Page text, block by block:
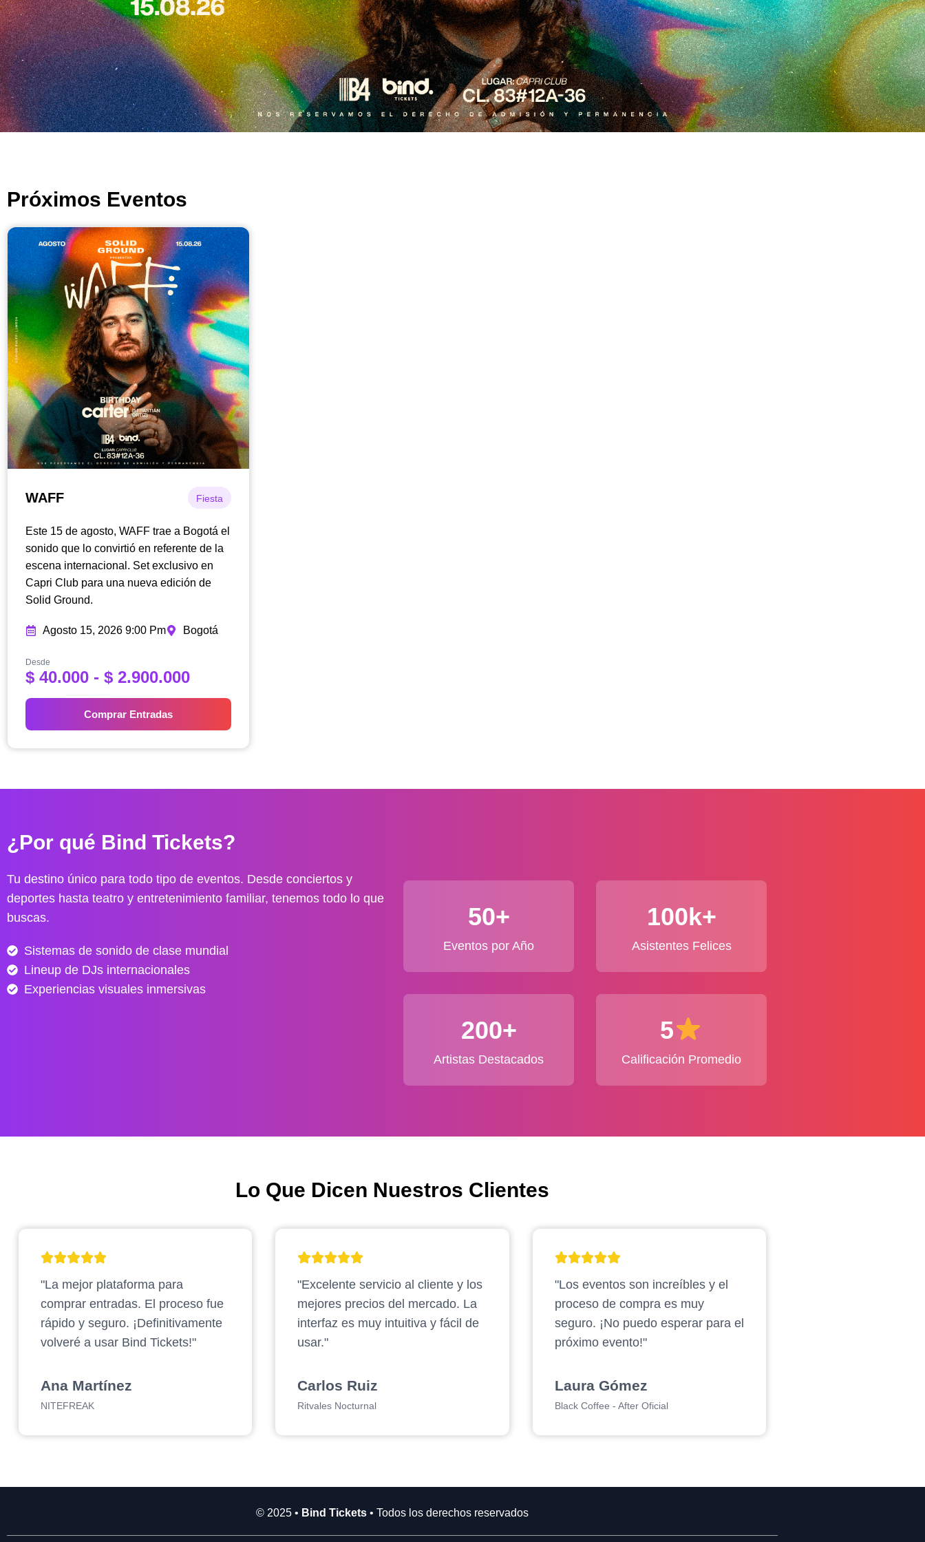
Próximos Eventos
WAFF Fiesta
Este 15 de agosto, WAFF trae a Bogotá el
sonido que lo convirtió en referente de la
escena internacional. Set exclusivo en
Capri Club para una nueva edición de
Solid Ground.
Agosto 15, 2026 9:00 Pm Bogotá
Desde
$ 40.000 - $ 2.900.000R
g
p
c
o
s
:
s
d
e
h
0
0
.
Comprar Entradas
¿Por qué Bind Tickets?
Tu destino único para todo tipo de eventos. Desde conciertos y
deportes hasta teatro y entretenimiento familiar, tenemos todo lo que
buscas.
Sistemas de sonido de clase mundial
Lineup de DJs internacionales
Experiencias visuales inmersivas
50+
Eventos por Año
100k+
Asistentes Felices
200+
Artistas Destacados
5
Calificación Promedio
Lo Que Dicen Nuestros Clientes
"La mejor plataforma para
comprar entradas. El proceso fue
rápido y seguro. ¡Definitivamente
volveré a usar Bind Tickets!"
Ana Martínez
NITEFREAK
"Excelente servicio al cliente y los
mejores precios del mercado. La
interfaz es muy intuitiva y fácil de
usar."
Carlos Ruiz
Ritvales Nocturnal
"Los eventos son increíbles y el
proceso de compra es muy
seguro. ¡No puedo esperar para el
próximo evento!"
Laura Gómez
Black Coffee - After Oficial
© 2025 • Bind Tickets • Todos los derechos reservados